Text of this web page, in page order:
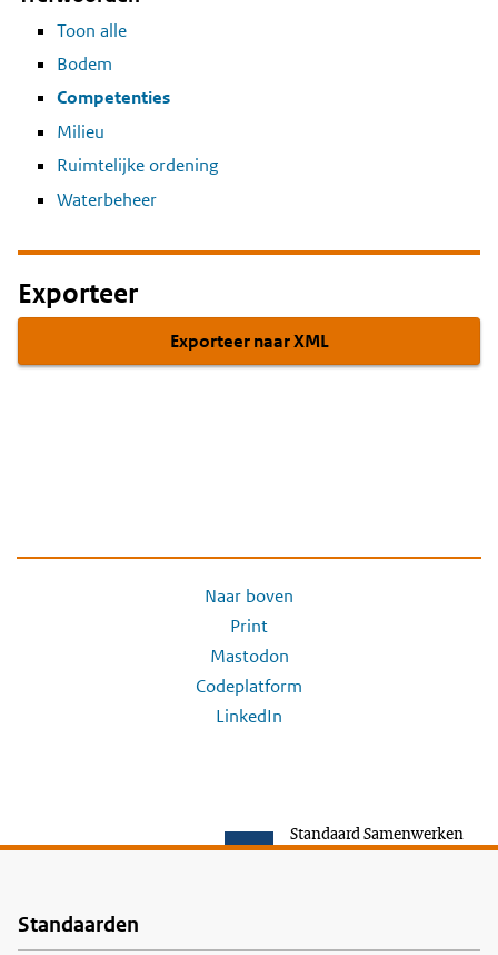
Toon alle
Bodem
Competenties
Milieu
Ruimtelijke ordening
Waterbeheer
Exporteer
Exporteer naar XML
Naar boven
Print
Mastodon
Codeplatform
LinkedIn
Standaard Samenwerken
Voet
Standaarden